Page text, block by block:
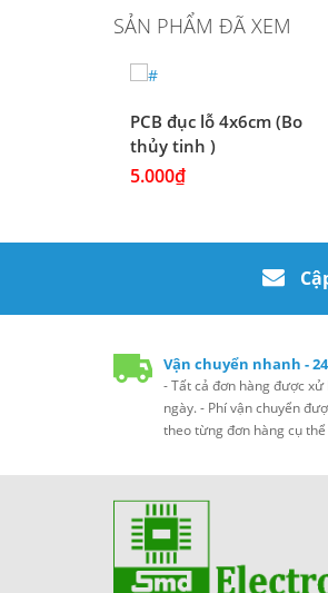
SẢN PHẨM ĐÃ XEM
PCB đục lỗ 4x6cm (Bo
thủy tinh )
5.000₫
Vận chuyển nhanh -
- Tất cả đơn hàng được
ngày. - Phí vận chuyển
theo từng đơn hàng cụ thể